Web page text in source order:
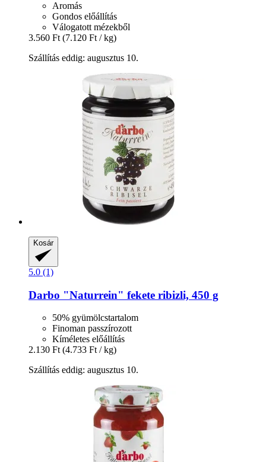
Aromás
Gondos előállítás
Válogatott mézekből
3.560 Ft (7.120 Ft / kg)
Szállítás eddig: augusztus 10.
Kosár
5.0 (1)
Darbo "Naturrein" fekete ribizli, 450 g
50% gyümölcstartalom
Finoman passzírozott
Kíméletes előállítás
2.130 Ft (4.733 Ft / kg)
Szállítás eddig: augusztus 10.